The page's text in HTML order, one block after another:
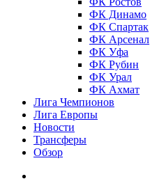
ФК Динамо
ФК Спартак
ФК Арсенал
ФК Уфа
ФК Рубин
ФК Урал
ФК Ахмат
Лига Чемпионов
Лига Европы
Новости
Трансферы
Обзор